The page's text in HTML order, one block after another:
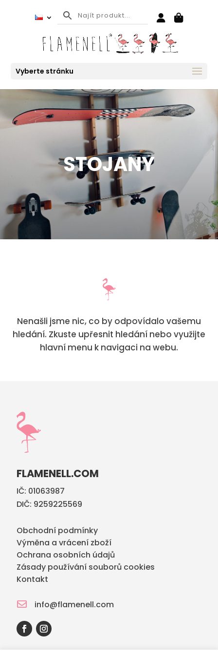
Vyberte stránku
STOJANY
Nenašli jsme nic, co by odpovídalo vašemu
hledání. Zkuste upřesnit hledání nebo využijte
hlavní menu k navigaci na webu.
FLAMENELL.COM
IČ: 01063987
DIČ: 9259225569
Obchodní podmínky
Výměna a vrácení zboží
Ochrana osobních údajů
Zásady používání souborů cookies
Kontakt
 info@flamenell.com